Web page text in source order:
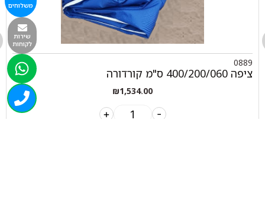
0889
ציפה 400/200/060 ס"מ קורדורה
₪1,534.00
-
+
משלוחים
שירות
לקוחות